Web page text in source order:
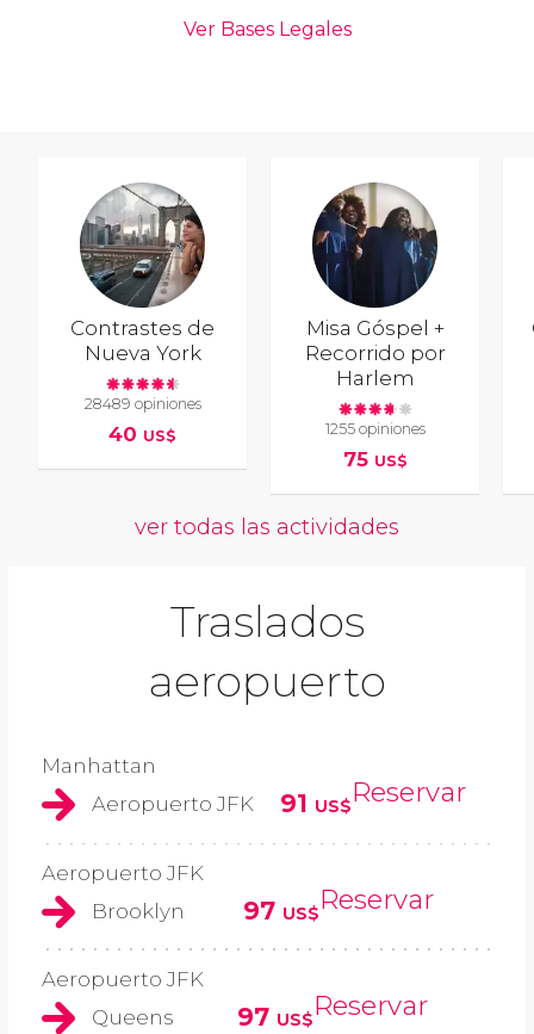
Contrastes de
Nueva York
28489 opiniones
40 US$
Misa Góspel +
Recorrido por
Harlem
1255 opiniones
75 US$
ver todas las actividades
Traslados
aeropuerto
Manhattan
Aeropuerto JFK
91 US$Reservar
Aeropuerto JFK
Brooklyn
97 US$Reservar
Aeropuerto JFK
Queens
97 US$Reservar